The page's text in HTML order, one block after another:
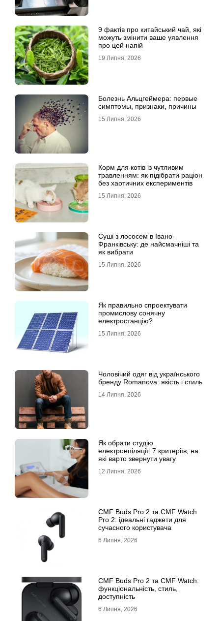
9 фактів про китайський чай, які
можуть змінити ваше уявлення
про цей напій
19 Липня, 2026
Болезнь Альцгеймера: первые
симптомы, признаки, причины
15 Липня, 2026
Корм для котів із чутливим
травленням: як підібрати раціон
без хаотичних експериментів
15 Липня, 2026
Суші з лососем в Івано-
Франківську: де найсмачніші та
як вибрати
15 Липня, 2026
Як правильно спроектувати
промислову сонячну
електростанцію?
15 Липня, 2026
Чоловічий одяг від українського
бренду Romanova: якість і стиль
14 Липня, 2026
Як обрати студію
електроепіляції: 7 критеріїв, на
які варто звернути увагу
12 Липня, 2026
CMF Buds Pro 2 та CMF Watch
Pro 2: ідеальні гаджети для
сучасного користувача
6 Липня, 2026
CMF Buds Pro 2 та CMF Watch:
функціональність, стиль,
доступність
6 Липня, 2026